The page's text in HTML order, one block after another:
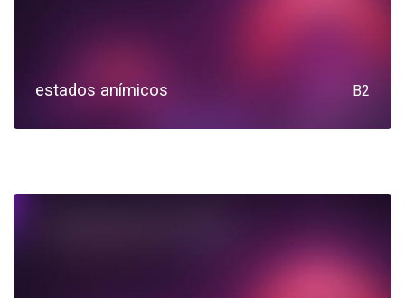
estados anímicos B2